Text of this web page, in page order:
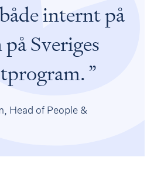
internt på
Sveriges
Head of People &